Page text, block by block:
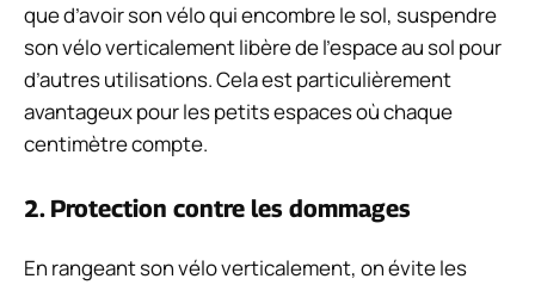
que d’avoir son vélo qui encombre le sol, suspendre
son vélo verticalement libère de l’espace au sol pour
d’autres utilisations. Cela est particulièrement
avantageux pour les petits espaces où chaque
centimètre compte.
2. Protection contre les dommages
En rangeant son vélo verticalement, on évite les